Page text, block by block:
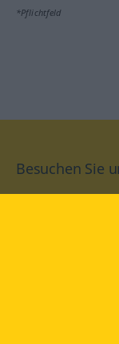
*Pflichtfeld
Besuchen Sie